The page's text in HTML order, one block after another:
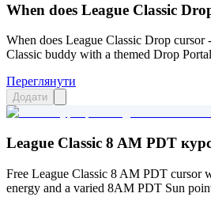
When does League Classic
When does League Classic Drop cursor
Classic buddy with a themed Drop
Переглянути
Додати
League Classic 8 AM PDT
Free League Classic 8 AM PDT cursor
energy and a varied 8AM PDT Sun